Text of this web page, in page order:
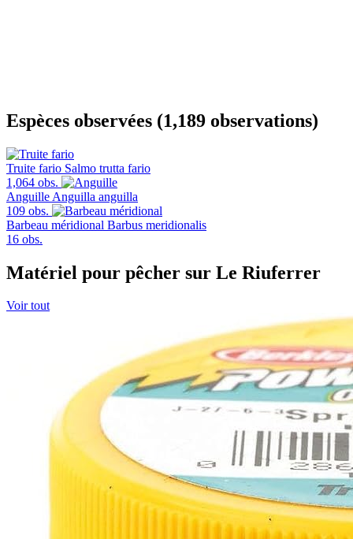
Espèces observées (1,189 observations)
Truite fario Salmo trutta fario
1,064 obs.
Anguille Anguilla anguilla
109 obs.
Barbeau méridional Barbus meridionalis
16 obs.
Matériel pour pêcher sur Le Riuferrer
Voir tout